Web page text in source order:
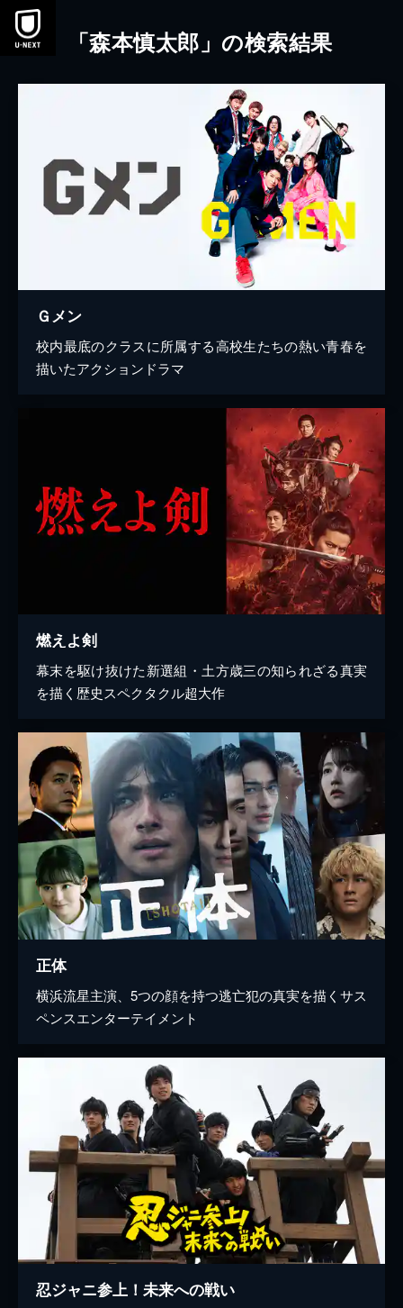
本文へスキップ
「森本慎太郎」の検索結果
Ｇメン
校内最底のクラスに所属する高校生たちの熱い青春を
描いたアクションドラマ
燃えよ剣
幕末を駆け抜けた新選組・土方歳三の知られざる真実
を描く歴史スペクタクル超大作
正体
横浜流星主演、5つの顔を持つ逃亡犯の真実を描くサス
ペンスエンターテイメント
忍ジャニ参上！未来への戦い